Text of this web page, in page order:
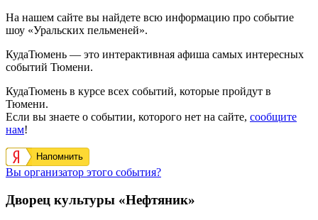
На нашем сайте вы найдете всю информацию про событие
шоу «Уральских пельменей».
КудаТюмень — это интерактивная афиша самых интересных
событий Тюмени.
КудаТюмень в курсе всех событий, которые пройдут в
Тюмени.
Если вы знаете о событии, которого нет на сайте, сообщите
нам!
Напомнить
Вы организатор этого события?
Дворец культуры «Нефтяник»